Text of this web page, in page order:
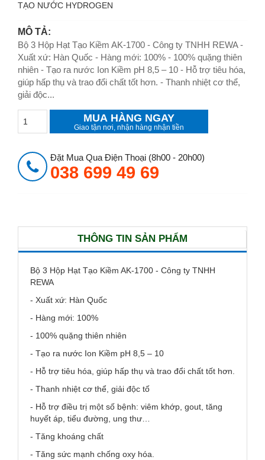
TẠO NƯỚC HYDROGEN
MÔ TẢ:
Bộ 3 Hộp Hạt Tạo Kiềm AK-1700 - Công ty TNHH REWA -
Xuất xứ: Hàn Quốc - Hàng mới: 100% - 100% quặng thiên
nhiên - Tạo ra nước Ion Kiềm pH 8,5 – 10 - Hỗ trợ tiêu hóa,
giúp hấp thụ và trao đổi chất tốt hơn. - Thanh nhiệt cơ thể,
giải độc...
MUA HÀNG NGAY
Giao tận nơi, nhận hàng nhận tiền
Đặt Mua Qua Điện Thoại (8h00 - 20h00)
038 699 49 69
THÔNG TIN SẢN PHẨM
Bộ 3 Hộp Hạt Tạo Kiềm AK-1700 - Công ty TNHH
REWA
- Xuất xứ: Hàn Quốc
- Hàng mới: 100%
- 100% quặng thiên nhiên
- Tạo ra nước Ion Kiềm pH 8,5 – 10
- Hỗ trợ tiêu hóa, giúp hấp thụ và trao đổi chất tốt hơn.
- Thanh nhiệt cơ thể, giải độc tố
- Hỗ trợ điều trị một số bệnh: viêm khớp, gout, tăng
huyết áp, tiểu đường, ung thư…
- Tăng khoáng chất
- Tăng sức mạnh chống oxy hóa.